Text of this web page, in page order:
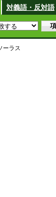
対義語・反対語
ーラス